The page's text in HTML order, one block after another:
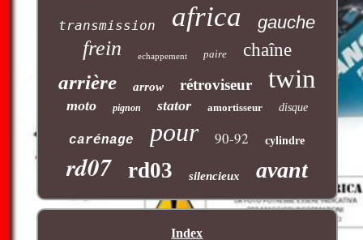
transmission africa gauche
frein echappement paire chaîne
arrière arrow rétroviseur twin
moto pignon stator amortisseur disque
carénage pour 90-92 cylindre
rd07 rd03 silencieux avant
Index